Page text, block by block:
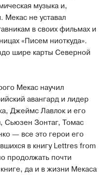
музыка и,
Мекас не уставал
в своих фильмах и
«Писем ниоткуда».
шире карты Северной
Мекас научил
авангард и лидер
Джеймс Лавлок и его
Сьюзен Зонтаг, Томас
— все это герои его
в книгу Lettres from
продолжать почти
да и в жизни Мекаса